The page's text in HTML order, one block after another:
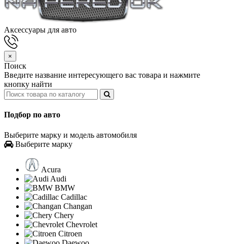
Аксессуары для авто
×
Поиск
Введите название интересующего вас товара и нажмите
кнопку найти
Подбор по авто
Выберите марку и модель автомобиля
Выберите марку
Acura
Audi
BMW
Cadillac
Changan
Chery
Chevrolet
Citroen